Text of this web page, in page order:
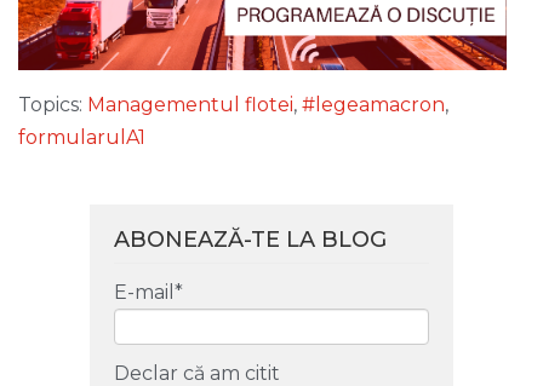
Topics: Managementul flotei, #legeamacron,
formularulA1
ABONEAZĂ-TE LA BLOG
E-mail *
Declar că am citit